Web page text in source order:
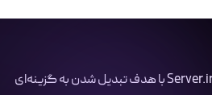
بیش از یک دهه است که در Server.ir با هدف تبدیل شدن به گزینه‌ای